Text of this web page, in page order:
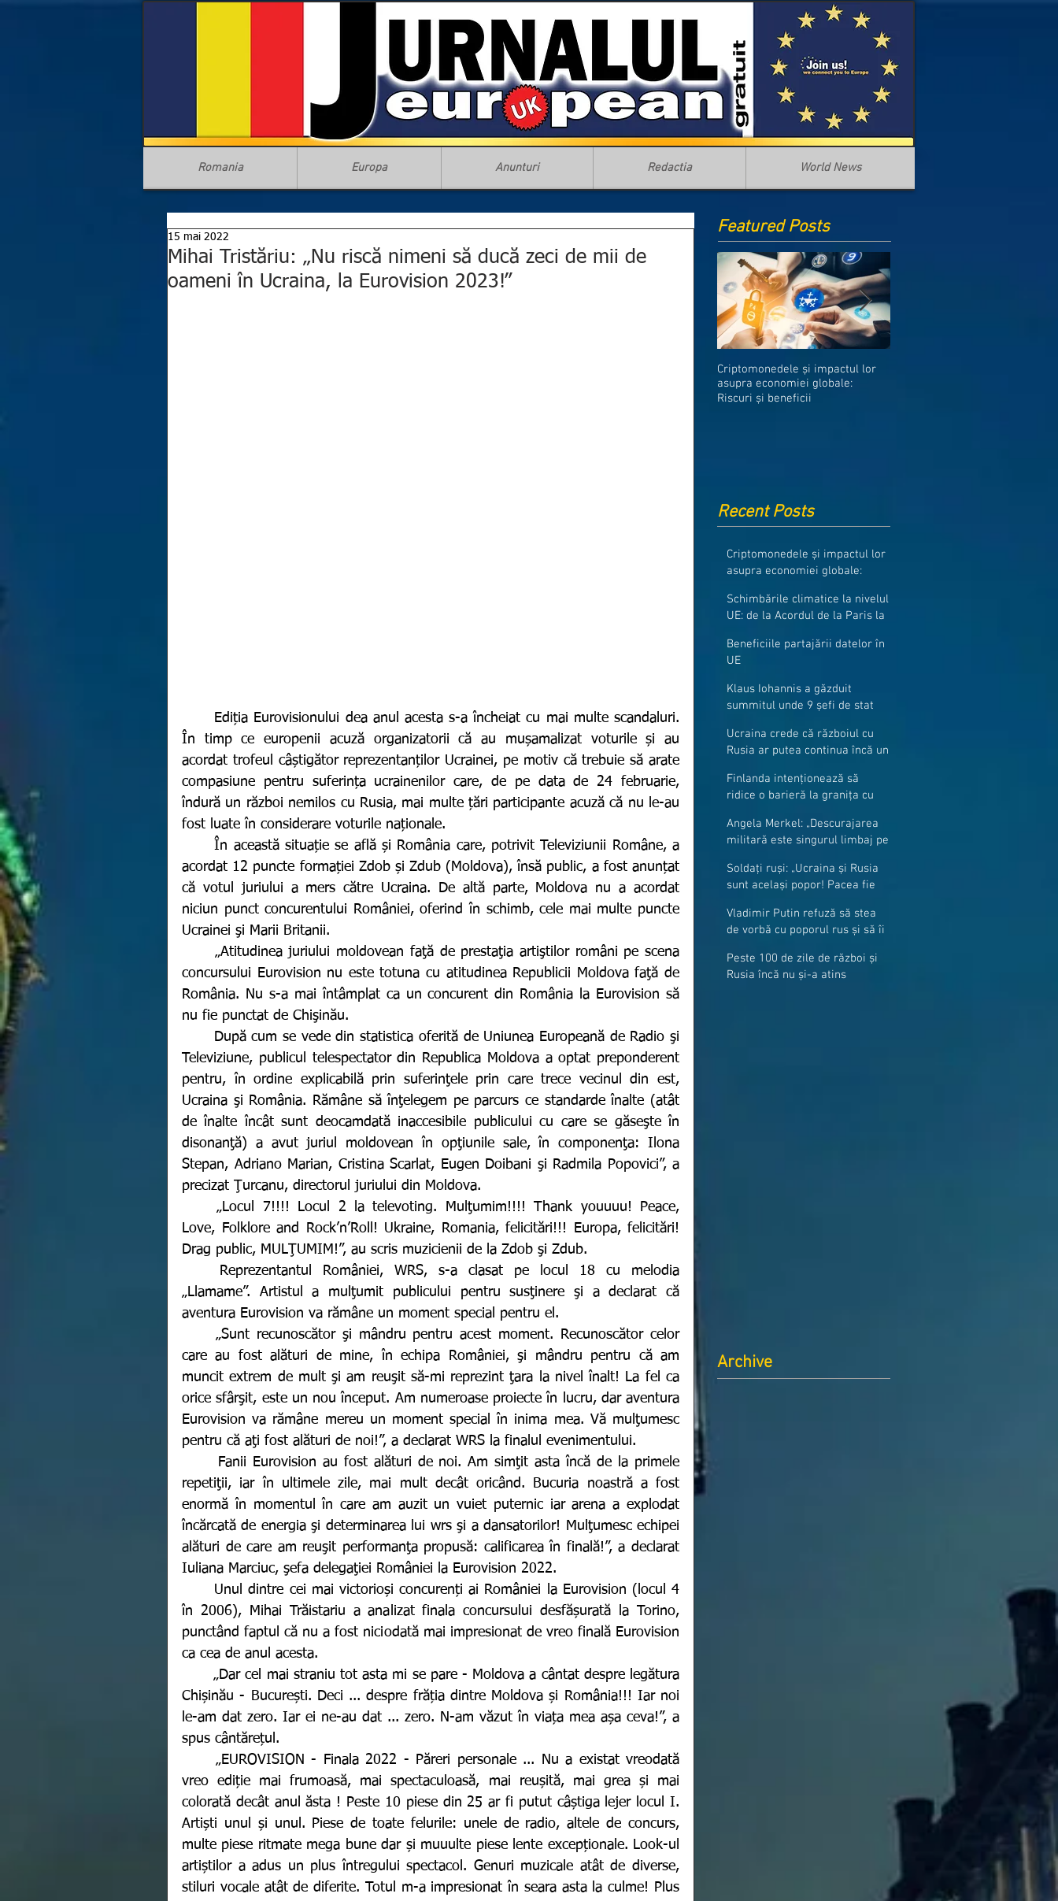
Romania Europa Anunturi Redactia World News
Mihai Tristăriu: „Nu riscă nimeni să ducă zeci de mii de
oameni în Ucraina, la Eurovision 2023!”
15 mai 2022
În timp ce europenii acuză organizatorii că au mușamalizat voturile și au
acordat trofeul câștigător reprezentanților Ucrainei, pe motiv că trebuie să arate
compasiune pentru suferința ucrainenilor care, de pe data de 24 februarie,
îndură un război nemilos cu Rusia, mai multe țări participante acuză că nu le-au
fost luate în considerare voturile naționale.
	În această situație se află și România care, potrivit Televiziunii Române, a
acordat 12 puncte formației Zdob și Zdub (Moldova), însă public, a fost anunțat
că votul juriului a mers către Ucraina. De altă parte, Moldova nu a acordat
niciun punct concurentului României, oferind în schimb, cele mai multe puncte
Ucrainei şi Marii Britanii.
concursului Eurovision nu este totuna cu atitudinea Republicii Moldova faţă de
România. Nu s-a mai întâmplat ca un concurent din România la Eurovision să
nu fie punctat de Chişinău.
Televiziune, publicul telespectator din Republica Moldova a optat preponderent
pentru, în ordine explicabilă prin suferinţele prin care trece vecinul din est,
Ucraina şi România. Rămâne să înţelegem pe parcurs ce standarde înalte (atât
de înalte încât sunt deocamdată inaccesibile publicului cu care se găseşte în
disonanţă) a avut juriul moldovean în opţiunile sale, în componenţa: Ilona
Stepan, Adriano Marian, Cristina Scarlat, Eugen Doibani şi Radmila Popovici”, a
precizat Ţurcanu, directorul juriului din Moldova.
	„Locul 7!!!! Locul 2 la televoting. Mulţumim!!!! Thank youuuu! Peace,
Love, Folklore and Rock’n’Roll! Ukraine, Romania, felicitări!!! Europa, felicitări!
Drag public, MULŢUMIM!”, au scris muzicienii de la Zdob şi Zdub.
„Llamame”. Artistul a mulţumit publicului pentru susţinere şi a declarat că
aventura Eurovision va rămâne un moment special pentru el.
care au fost alături de mine, în echipa României, şi mândru pentru că am
muncit extrem de mult şi am reuşit să-mi reprezint ţara la nivel înalt! La fel ca
orice sfârşit, este un nou început. Am numeroase proiecte în lucru, dar aventura
Eurovision va rămâne mereu un moment special în inima mea. Vă mulţumesc
pentru că aţi fost alături de noi!”, a declarat WRS la finalul evenimentului.
repetiţii, iar în ultimele zile, mai mult decât oricând. Bucuria noastră a fost
enormă în momentul în care am auzit un vuiet puternic iar arena a explodat
încărcată de energia şi determinarea lui wrs şi a dansatorilor! Mulţumesc echipei
alături de care am reuşit performanţa propusă: calificarea în finală!”, a declarat
Iuliana Marciuc, şefa delegaţiei României la Eurovision 2022.
în 2006), Mihai Trăistariu a analizat finala concursului desfășurată la Torino,
punctând faptul că nu a fost niciodată mai impresionat de vreo finală Eurovision
ca cea de anul acesta.
	„Dar cel mai straniu tot asta mi se pare - Moldova a cântat despre legătura
Chișinău - București. Deci ... despre frăția dintre Moldova și România!!! Iar noi
le-am dat zero. Iar ei ne-au dat ... zero. N-am văzut în viața mea așa ceva!”, a
spus cântărețul.
vreo ediție mai frumoasă, mai spectaculoasă, mai reușită, mai grea și mai
colorată decât anul ăsta ! Peste 10 piese din 25 ar fi putut câștiga lejer locul I.
Artiști unul și unul. Piese de toate felurile: unele de radio, altele de concurs,
multe piese ritmate mega bune dar și muuulte piese lente excepționale. Look-ul
artiștilor a adus un plus întregului spectacol. Genuri muzicale atât de diverse,
stiluri vocale atât de diferite. Totul m-a impresionat în seara asta la culme! Plus
Featured Posts
Criptomonedele și impactul lor
asupra economiei globale:
Riscuri și beneficii
Recent Posts
Criptomonedele și impactul lor
asupra economiei globale:
Schimbările climatice la nivelul
UE: de la Acordul de la Paris la
Beneficiile partajării datelor în
UE
Klaus Iohannis a găzduit
summitul unde 9 șefi de stat
granițe
Ucraina crede că războiul cu
Rusia ar putea continua încă un
Finlanda intenționează să
ridice o barieră la granița cu
Angela Merkel: „Descurajarea
militară este singurul limbaj pe
Soldați ruși: „Ucraina și Rusia
sunt același popor! Pacea fie
Vladimir Putin refuză să stea
de vorbă cu poporul rus și să îi
Peste 100 de zile de război și
Rusia încă nu și-a atins
Archive